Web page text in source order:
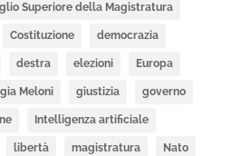
Superiore della Magistratura
Costituzione democrazia
destra elezioni Europa
Meloni giustizia governo
Intelligenza artificiale
libertà magistratura Nato